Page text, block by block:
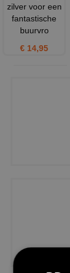
zilver voor een
fantastische
buurvro
€ 14,95